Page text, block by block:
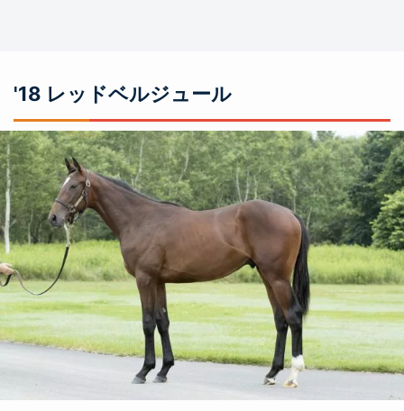
'18 レッドベルジュール